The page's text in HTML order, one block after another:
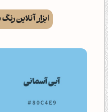
ابزار آنلاین